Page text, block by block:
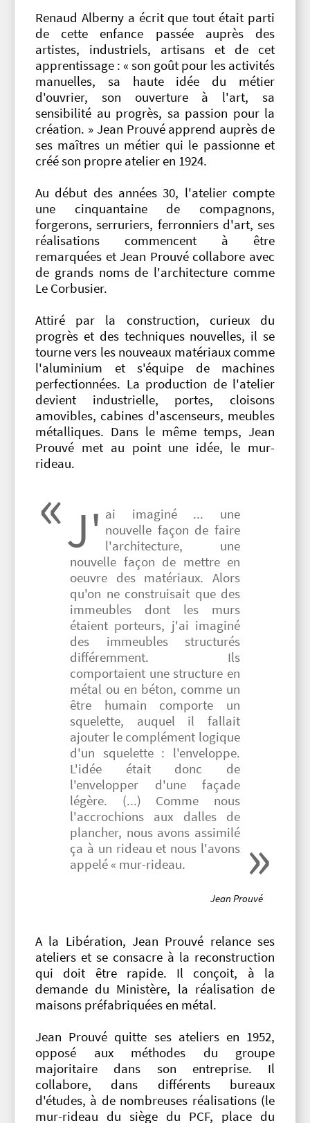
Renaud Alberny a écrit que tout était parti
de cette enfance passée auprès des
artistes, industriels, artisans et de cet
apprentissage : « son goût pour les activités
manuelles, sa haute idée du métier
d'ouvrier, son ouverture à l'art, sa
sensibilité au progrès, sa passion pour la
création. » Jean Prouvé apprend auprès de
ses maîtres un métier qui le passionne et
créé son propre atelier en 1924.
Au début des années 30, l'atelier compte
une cinquantaine de compagnons,
forgerons, serruriers, ferronniers d'art, ses
réalisations commencent à être
remarquées et Jean Prouvé collabore avec
de grands noms de l'architecture comme
Le Corbusier.
Attiré par la construction, curieux du
progrès et des techniques nouvelles, il se
tourne vers les nouveaux matériaux comme
l'aluminium et s'équipe de machines
perfectionnées. La production de l'atelier
devient industrielle, portes, cloisons
amovibles, cabines d'ascenseurs, meubles
métalliques. Dans le même temps, Jean
Prouvé met au point une idée, le mur-
rideau.
J' ai imaginé ... une
nouvelle façon de faire
l'architecture, une
nouvelle façon de mettre en
oeuvre des matériaux. Alors
qu'on ne construisait que des
immeubles dont les murs
étaient porteurs, j'ai imaginé
des immeubles structurés
différemment. Ils
comportaient une structure en
métal ou en béton, comme un
être humain comporte un
squelette, auquel il fallait
ajouter le complément logique
d'un squelette : l'enveloppe.
L'idée était donc de
l'envelopper d'une façade
légère. (...) Comme nous
l'accrochions aux dalles de
plancher, nous avons assimilé
ça à un rideau et nous l'avons
appelé « mur-rideau.
Jean Prouvé
A la Libération, Jean Prouvé relance ses
ateliers et se consacre à la reconstruction
qui doit être rapide. Il conçoit, à la
demande du Ministère, la réalisation de
maisons préfabriquées en métal.
Jean Prouvé quitte ses ateliers en 1952,
opposé aux méthodes du groupe
majoritaire dans son entreprise. Il
collabore, dans différents bureaux
d'études, à de nombreuses réalisations (le
mur-rideau du siège du PCF, place du